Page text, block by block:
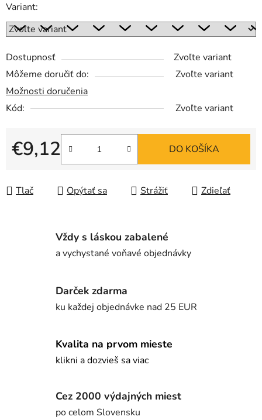
Variant:
Dostupnosť
Zvoľte variant
Môžeme doručiť do:
Zvoľte variant
Možnosti doručenia
Kód:
Zvoľte variant
€9,12
Jednotková cena:
DO KOŠÍKA
Tlač Opýtať sa Strážiť Zdieľať
Vždy s láskou zabalené
a vychystané voňavé objednávky
Darček zdarma
ku každej objednávke nad 25 EUR
Kvalita na prvom mieste
klikni a dozvieš sa viac
Cez 2000 výdajných miest
po celom Slovensku